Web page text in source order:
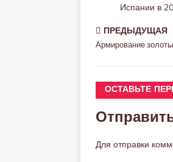
Испании в
ПРЕДЫДУЩАЯ
Армирование
ОСТАВЬТЕ
Для отправки